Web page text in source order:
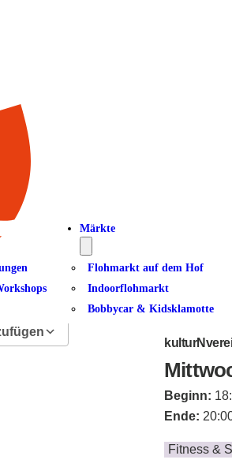
Märkte
Flohmarkt auf dem Hof
Indoorflohmarkt
Bobbycar & Kidsklamotte
Beginn:
Ende:
Fitness &